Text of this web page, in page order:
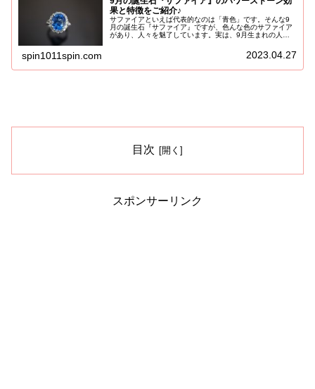
果と特徴をご紹介♪
サファイアといえば代表的なのは「青色」です。そんな9
月の誕生石『サファイア』ですが、色んな色のサファイア
があり、人々を魅了しています。実は、9月生まれの人
spin1011spin.com 2023.04.27
目次
スポンサーリンク